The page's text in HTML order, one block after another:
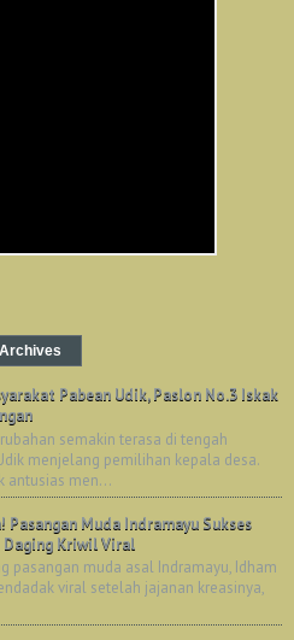
Pabean Udik, Paslon No.3 Iskak
semakin terasa di tengah
menjelang pemilihan kepala desa.
antusias men...
Pasangan Muda Indramayu Sukses
Kriwil Viral
pasangan muda asal Indramayu, Idham
viral setelah jajanan kreasinya,